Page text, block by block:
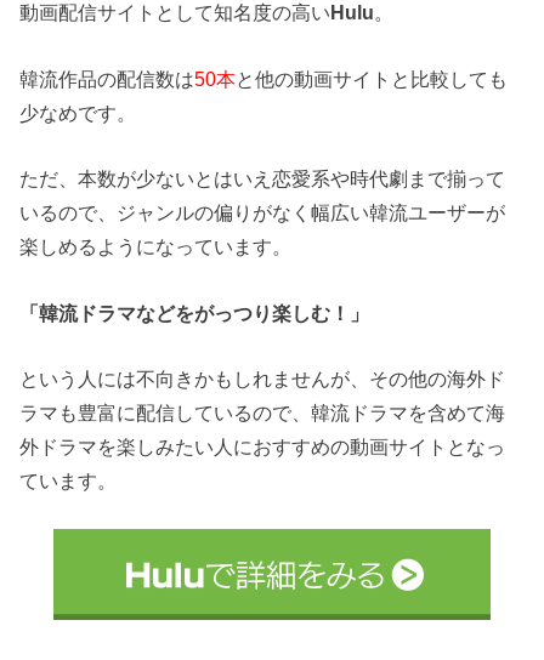
動画配信サイトとして知名度の高い Hulu。
韓流作品の配信数は50本と他の動画サイトと比較しても
少なめです。
ただ、本数が少ないとはいえ恋愛系や時代劇まで揃って
いるので、ジャンルの偏りがなく幅広い韓流ユーザーが
楽しめるようになっています。
「韓流ドラマなどをがっつり楽しむ！」
という人には不向きかもしれませんが、その他の海外ド
ラマも豊富に配信しているので、韓流ドラマを含めて海
外ドラマを楽しみたい人におすすめの動画サイトとなっ
ています。